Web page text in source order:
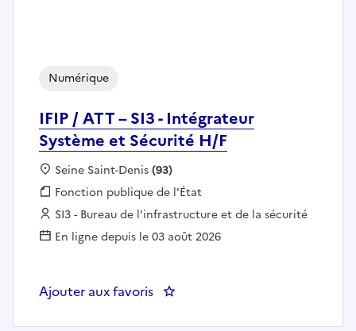
IFIP / ATT – SI3 - Intégrateur
Système et Sécurité H/F
Numérique
Localisation :
Seine Saint-Denis(93)
Fonction publique :
Fonction publique de l'État
Employeur :
SI3 - Bureau de l'infrastructure et de la sécurité
En ligne depuis le 03 août 2026
Ajouter aux favoris : IFIP / ATT – SI3 - Intégrateur